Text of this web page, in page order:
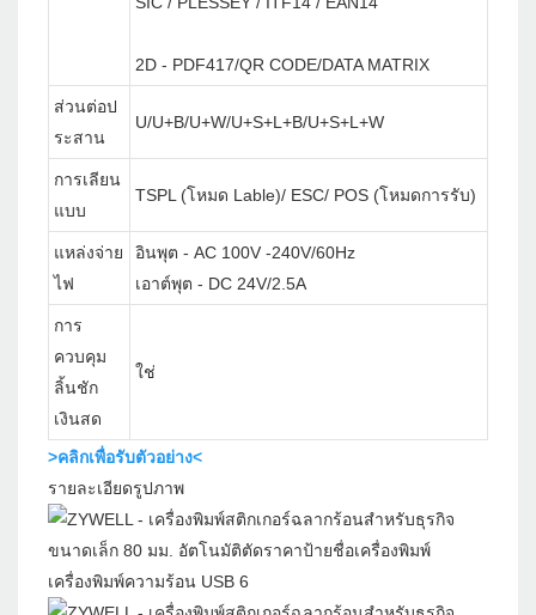
2D - PDF417/QR CODE/DATA MATRIX
ส่วนต่อป
ระสาน
U/U+B/U+W/U+S+L+B/U+S+L+W
การเลียน
แบบ
TSPL (โหมด Lable)/ ESC/ POS (โหมดการรับ)
แหล่งจ่าย
ไฟ
อินพุต - AC 100V -240V/60Hz
เอาต์พุต - DC 24V/2.5A
การ
ควบคุม
ลิ้นชัก
เงินสด
ใช่
>คลิกเพื่อรับตัวอย่าง<
รายละเอียดรูปภาพ